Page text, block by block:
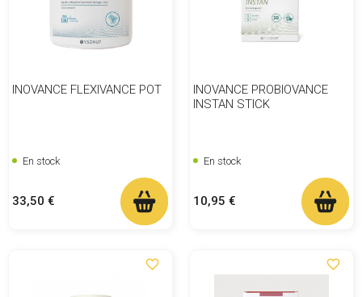
INOVANCE FLEXIVANCE POT
En stock
Prix
33,50 €
INOVANCE PROBIOVANCE
INSTAN STICK
En stock
Prix
10,95 €
favorite_border favorite_border